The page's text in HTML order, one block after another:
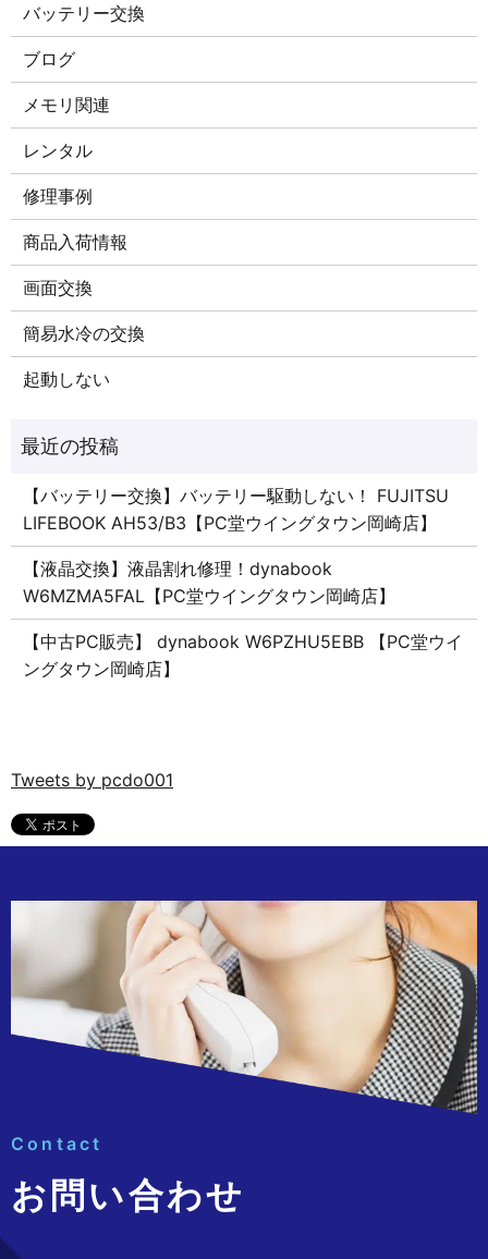
バッテリー交換
ブログ
メモリ関連
レンタル
修理事例
商品入荷情報
画面交換
簡易水冷の交換
起動しない
【バッテリー交換】バッテリー駆動しない！ FUJITSU
LIFEBOOK AH53/B3【PC堂ウイングタウン岡崎店】
【液晶交換】液晶割れ修理！dynabook
W6MZMA5FAL【PC堂ウイングタウン岡崎店】
【中古PC販売】 dynabook W6PZHU5EBB 【PC堂ウイ
ングタウン岡崎店】
Tweets by pcdo001
Contact
お問い合わせ